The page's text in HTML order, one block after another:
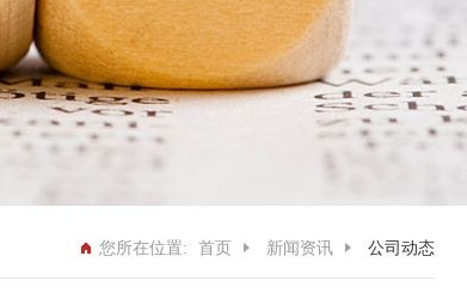
您所在位置: 首页 新闻资讯 公司动态